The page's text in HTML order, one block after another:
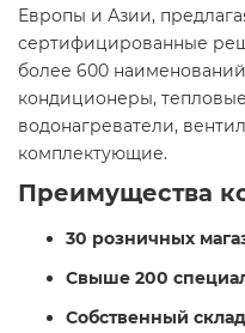
Европы и Азии,
сертифицированные
более 600
кондиционеры,
водонагреватели,
комплектующие.
Преимущества
30 розничных
Свыше 200
Собственный